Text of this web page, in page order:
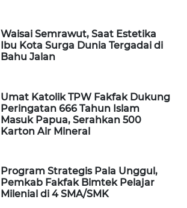
Waisai Semrawut, Saat Estetika
Ibu Kota Surga Dunia Tergadai di
Bahu Jalan
Umat Katolik TPW Fakfak Dukung
Peringatan 666 Tahun Islam
Masuk Papua, Serahkan 500
Karton Air Mineral
Program Strategis Pala Unggul,
Pemkab Fakfak Bimtek Pelajar
Milenial di 4 SMA/SMK